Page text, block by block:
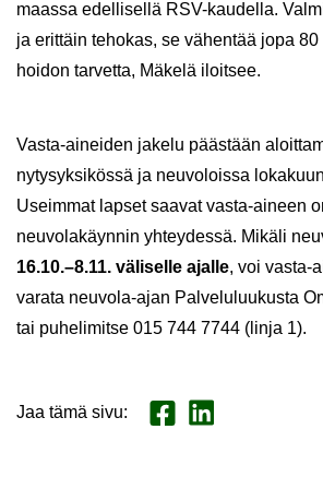
maas­sa edel­li­sel­lä RSV-​kaudella.
ja erit­täin te­ho­kas, se vä­hen­tää jopa
hoi­don tar­vet­ta, Mä­ke­lä iloit­see.
Vasta-​aineiden ja­ke­lu pääs­tään
ny­ty­syk­si­kös­sä ja neu­vo­lois­sa
Useim­mat lap­set saa­vat vasta-​aineen
neu­vo­la­käyn­nin yh­tey­des­sä. Mi­kä­li
16.10.–8.11. vä­li­sel­le ajal­le, voi vasta-​
va­ra­ta neuvola-​ajan Pal­ve­lu­luu­kus­ta
tai pu­he­li­mit­se 015 744 7744 (linja 1).
Jaa tämä sivu: Jaa Face­book
Jaa Lin­ke­dI­nis­sä